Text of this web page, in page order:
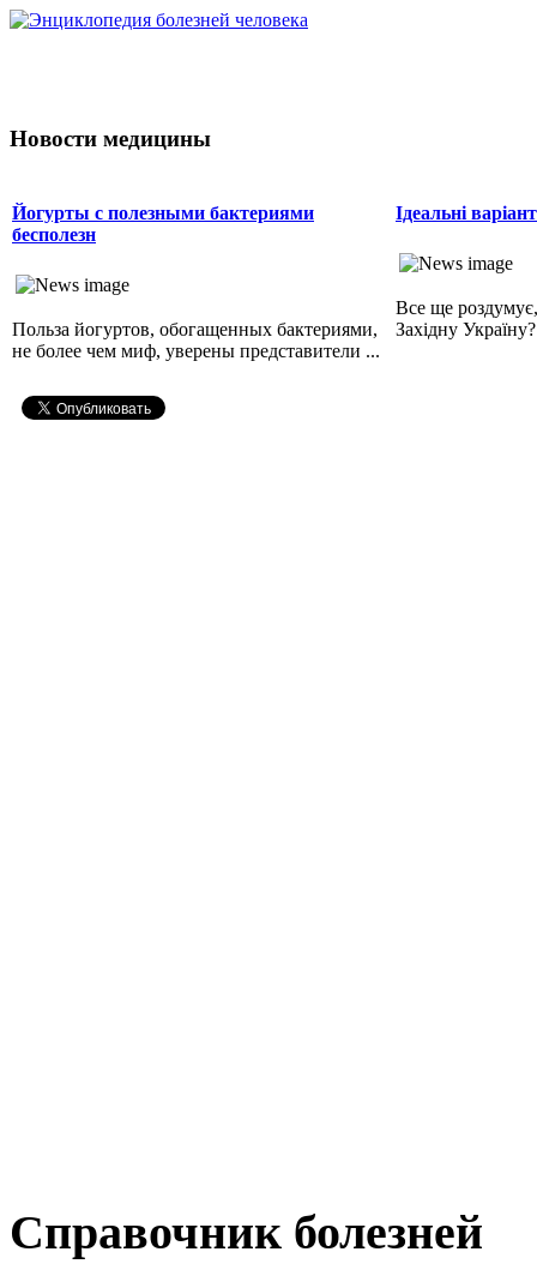
Новости медицины
Йогурты с полезными бактериями
бесполезн
Польза йогуртов, обогащенных бактериями,
не более чем миф, уверены представители ...
Ідеальні
Все ще
Західну
Справочник болезней